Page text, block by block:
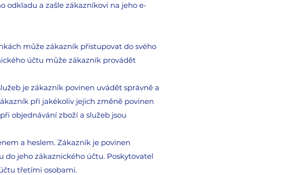
odkladu a zašle zákazníkovi na jeho e-
může zákazník přistupovat do svého
účtu může zákazník provádět
je zákazník povinen uvádět správně a
při jakékoliv jejich změně povinen
objednávání zboží a služeb jsou
a heslem. Zákazník je povinen
jeho zákaznického účtu. Poskytovatel
třetími osobami.